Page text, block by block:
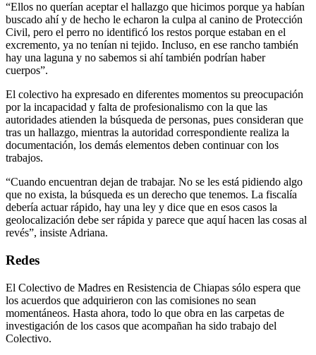
“Ellos no querían aceptar el hallazgo que hicimos porque ya habían
buscado ahí y de hecho le echaron la culpa al canino de Protección
Civil, pero el perro no identificó los restos porque estaban en el
excremento, ya no tenían ni tejido. Incluso, en ese rancho también
hay una laguna y no sabemos si ahí también podrían haber
cuerpos”.
El colectivo ha expresado en diferentes momentos su preocupación
por la incapacidad y falta de profesionalismo con la que las
autoridades atienden la búsqueda de personas, pues consideran que
tras un hallazgo, mientras la autoridad correspondiente realiza la
documentación, los demás elementos deben continuar con los
trabajos.
“Cuando encuentran dejan de trabajar. No se les está pidiendo algo
que no exista, la búsqueda es un derecho que tenemos. La fiscalía
debería actuar rápido, hay una ley y dice que en esos casos la
geolocalización debe ser rápida y parece que aquí hacen las cosas al
revés”, insiste Adriana.
Redes
El Colectivo de Madres en Resistencia de Chiapas sólo espera que
los acuerdos que adquirieron con las comisiones no sean
momentáneos. Hasta ahora, todo lo que obra en las carpetas de
investigación de los casos que acompañan ha sido trabajo del
Colectivo.